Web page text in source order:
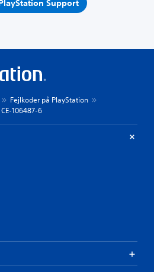
Support
Fejlkoder på PlayStation
CE-106487-6